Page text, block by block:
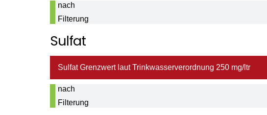
nach
Filterung
Sulfat
Sulfat Grenzwert laut Trinkwasserverordnung 250 mg/ltr
nach
Filterung